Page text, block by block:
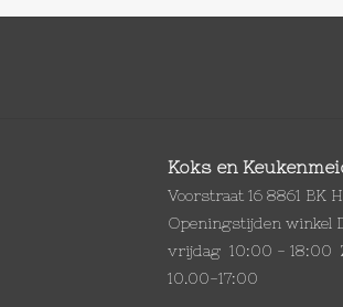
Koks en
Voorstraat 16 8861 BK
Openingstijden winkel
vrijdag 10:00 - 18:00
10.00-17:00